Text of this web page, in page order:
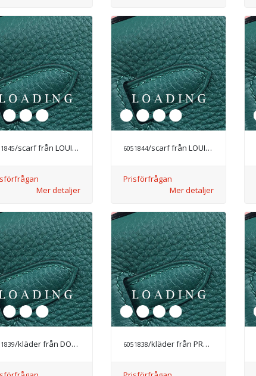
/scarf från LOUIS VUITTON
Mer detaljer
6051844/scarf från LOUIS VUITTON
Prisförfrågan
Mer detaljer
/kläder från DOLCE&GABBANA 6051838/kläder från PRADA